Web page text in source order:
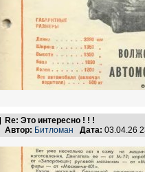
Re: Это интересно ! ! !
Автор: Битломан Дата: 03.04.26